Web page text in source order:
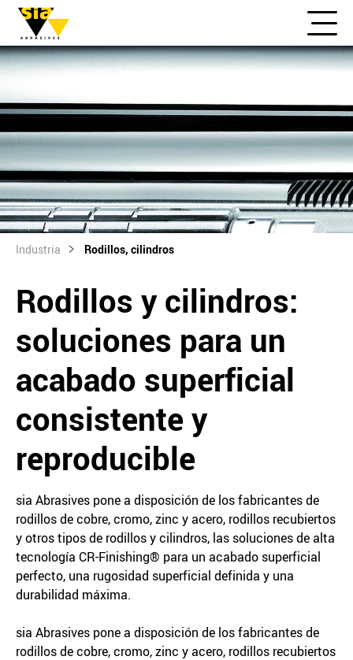
Industria Rodillos, cilindros
Rodillos y cilindros:
soluciones para un
acabado superficial
consistente y
reproducible
sia Abrasives pone a disposición de los fabricantes de
rodillos de cobre, cromo, zinc y acero, rodillos recubiertos
y otros tipos de rodillos y cilindros, las soluciones de alta
tecnología CR-Finishing® para un acabado superficial
perfecto, una rugosidad superficial definida y una
durabilidad máxima.
sia Abrasives pone a disposición de los fabricantes de
rodillos de cobre, cromo, zinc y acero, rodillos recubiertos